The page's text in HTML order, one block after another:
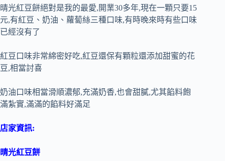
晴光紅豆餅絕對是我的最愛,開業30多年,現在一顆只要15
元,有紅豆、奶油、蘿蔔絲三種口味,有時晚來時有些口味
已經沒有了
紅豆口味非常綿密好吃,紅豆還保有顆粒還添加甜蜜的花
豆,相當討喜
奶油口味相當滑順濃郁,充滿奶香,也會甜膩,尤其餡料飽
滿紮實,滿滿的餡料好滿足
店家資訊:
晴光紅豆餅